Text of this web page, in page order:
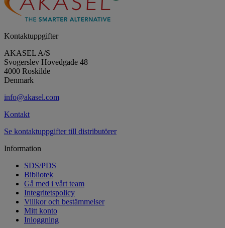
Kontaktuppgifter
AKASEL A/S
Svogerslev Hovedgade 48
4000 Roskilde
Denmark
info@akasel.com
Kontakt
Se kontaktuppgifter till distributörer
Information
SDS/PDS
Bibliotek
Gå med i vårt team
Integritetspolicy
Villkor och bestämmelser
Mitt konto
Inloggning